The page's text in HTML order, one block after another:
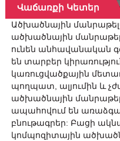
Վաճառքի Կետեր
Ածխածնային
ածխածնային
ունեն անհավանական
են տարբեր
կառուցվածքային
պողպատ, ալյումին և
ածխածնային
ապահովում են
բնութագրեր: Բացի
կոմպոզիտային